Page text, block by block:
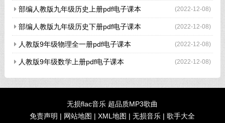
(2022-12-08)
部编人教版九年级历史上册pdf电子课本
(2022-12-08)
部编人教版九年级历史下册pdf电子课本
(2022-12-08)
人教版9年级物理全一册pdf电子课本
(2022-12-08)
人教版9年级数学上册pdf电子课本
无损flac音乐 超品质MP3歌曲
免责声明 | 网站地图 |XML地图 |无损音乐 |歌手大全